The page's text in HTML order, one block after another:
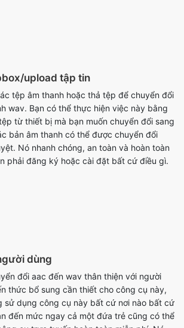
upload tập tin
wav. Bạn có thể thực hiện việc này bằng
từ thiết bị mà bạn muốn chuyển đổi sang
bản âm thanh có thể được chuyển đổi
Nó nhanh chóng, an toàn và hoàn toàn
phải đăng ký hoặc cài đặt bất cứ điều gì.
dùng
thức bổ sung cần thiết cho công cụ này,
sử dụng công cụ này bất cứ nơi nào bất cứ
đến mức ngay cả một đứa trẻ cũng có thể
cụ trực tuyến hoàn toàn miễn phí. Nó
âm thanh trong vài giây. Tất cả những gì
tập tin gốc và bạn sẽ có được một tập tin